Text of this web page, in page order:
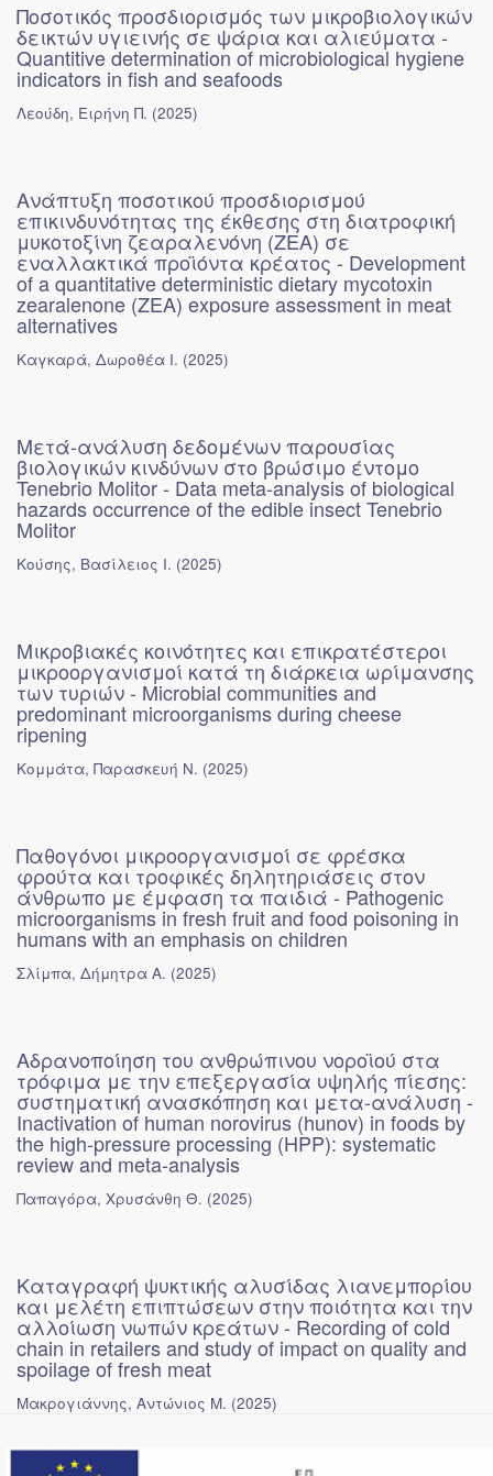
Ποσοτικός προσδιορισμός των μικροβιολογικών
δεικτών υγιεινής σε ψάρια και αλιεύματα -
Quantitive determination of microbiological hygiene
indicators in fish and seafoods
Λεούδη, Ειρήνη Π. (2025)
Ανάπτυξη ποσοτικού προσδιορισμού
επικινδυνότητας της έκθεσης στη διατροφική
μυκοτοξίνη ζεαραλενόνη (ΖΕΑ) σε
εναλλακτικά προϊόντα κρέατος - Development
of a quantitative deterministic dietary mycotoxin
zearalenone (ZEA) exposure assessment in meat
alternatives
Καγκαρά, Δωροθέα Ι. (2025)
Μετά-ανάλυση δεδομένων παρουσίας
βιολογικών κινδύνων στο βρώσιμο έντομο
Tenebrio Molitor - Data meta-analysis of biological
hazards occurrence of the edible insect Tenebrio
Molitor
Κούσης, Βασίλειος Ι. (2025)
Μικροβιακές κοινότητες και επικρατέστεροι
μικροοργανισμοί κατά τη διάρκεια ωρίμανσης
των τυριών - Microbial communities and
predominant microorganisms during cheese
ripening
Κομμάτα, Παρασκευή Ν. (2025)
Παθογόνοι μικροοργανισμοί σε φρέσκα
φρούτα και τροφικές δηλητηριάσεις στον
άνθρωπο με έμφαση τα παιδιά - Pathogenic
microorganisms in fresh fruit and food poisoning in
humans with an emphasis on children
Σλίμπα, Δήμητρα Α. (2025)
Αδρανοποίηση του ανθρώπινου νοροϊού στα
τρόφιμα με την επεξεργασία υψηλής πίεσης:
συστηματική ανασκόπηση και μετα-ανάλυση -
Inactivation of human norovirus (hunov) in foods by
the high-pressure processing (HPP): systematic
review and meta-analysis
Παπαγόρα, Χρυσάνθη Θ. (2025)
Καταγραφή ψυκτικής αλυσίδας λιανεμπορίου
και μελέτη επιπτώσεων στην ποιότητα και την
αλλοίωση νωπών κρεάτων - Recording of cold
chain in retailers and study of impact on quality and
spoilage of fresh meat
Μακρογιάννης, Αντώνιος Μ. (2025)